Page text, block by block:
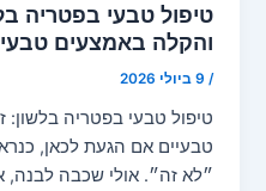
טיפול טבעי בפטריה
והקלה באמצעים
/ 9 ביולי 2026
טיפול טבעי בפטריה בלשון:
טבעיים אם הגעת לכאן,
״לא זה״. אולי שכבה לבנה,